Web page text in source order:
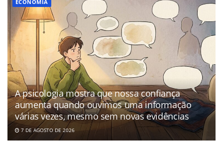
ECONOMIA
A psicologia mostra que nossa confiança
aumenta quando ouvimos uma informação
várias vezes, mesmo sem novas evidências
7 DE AGOSTO DE 2026